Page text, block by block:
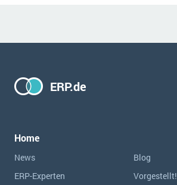
ERP.de
Home
News
Blog
ERP-Experten
Vorgestellt!